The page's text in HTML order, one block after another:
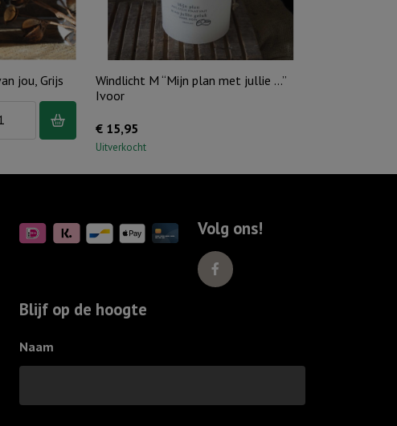
jou, Grijs
Windlicht M “Mijn plan met jullie …”
Ivoor
€ 15,95
Uitverkocht
Volg ons!
Blijf op de hoogte
Naam